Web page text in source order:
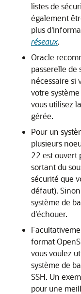
listes de
également
plus
réseaux.
Oracle
passerelle de
nécessaire si
votre
vous utilisez
gérée.
Pour un
plusieurs
22 est ouvert
sortant du
sécurité que
défaut).
système de
d'échouer.
format
vous voulez
système de
SSH. Un
pour une